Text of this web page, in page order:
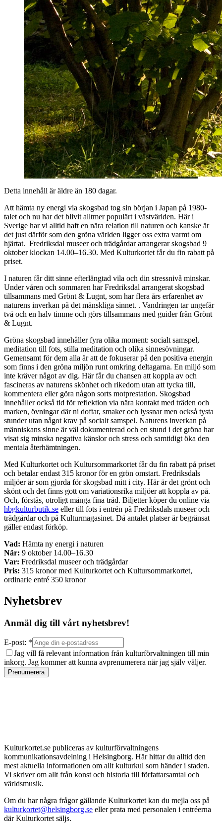
Detta innehåll är äldre än 180 dagar.
Att hämta ny energi via skogsbad tog sin början i Japan på 1980-
talet och nu har det blivit alltmer populärt i västvärlden. Här i
Sverige har vi alltid haft en nära relation till naturen och kanske är
det just därför som den gröna världen ligger oss extra varmt om
hjärtat. Fredriksdal museer och trädgårdar arrangerar skogsbad 9
oktober klockan 14.00–16.30. Med Kulturkortet får du fin rabatt på
priset.
I naturen får ditt sinne efterlängtad vila och din stressnivå minskar.
Under våren och sommaren har Fredriksdal arrangerat skogsbad
tillsammans med Grönt & Lugnt, som har flera års erfarenhet av
naturens inverkan på det mänskliga sinnet. . Vandringen tar ungefär
två och en halv timme och görs tillsammans med guider från Grönt
& Lugnt.
Gröna skogsbad innehåller fyra olika moment: socialt samspel,
meditation till fots, stilla meditation och olika sinnesövningar.
Gemensamt för dem alla är att de fokuserar på den positiva energin
som finns i den gröna miljön runt omkring deltagarna. En miljö som
inte kräver något av dig. Här får du chansen att koppla av och
fascineras av naturens skönhet och rikedom utan att tycka till,
kommentera eller göra någon sorts motprestation. Skogsbad
innehåller också tid för reflektion via nära kontakt med träden och
marken, övningar där ni doftar, smaker och lyssnar men också tysta
stunder utan något krav på socialt samspel. Naturens inverkan på
människans sinne är väl dokumenterad och en stund i det gröna har
visat sig minska negativa känslor och stress och samtidigt öka den
mentala återhämtningen.
Med Kulturkortet och Kultursommarkortet får du fin rabatt på priset
och betalar endast 315 kronor för en grön omstart. Fredriksdals
miljöer är som gjorda för skogsbad mitt i city. Här är det grönt och
skönt och det finns gott om variationsrika miljöer att koppla av på.
Och, förstås, otroligt många fina träd. Biljetter köper du online via
hbgkulturbutik.se eller till fots i entrén på Fredriksdals museer och
trädgårdar och på Kulturmagasinet. Då antalet platser är begränsat
gäller endast förköp.
Vad: Hämta ny energi i naturen
När: 9 oktober 14.00–16.30
Var: Fredriksdal museer och trädgårdar
Pris: 315 kronor med Kulturkortet och Kultursommarkortet,
ordinarie entré 350 kronor
Nyhetsbrev
Anmäl dig till vårt nyhetsbrev!
E-post: *
Jag vill få relevant information från kulturförvaltningen till min
inkorg. Jag kommer att kunna avprenumerera när jag själv väljer.
Prenumerera
Kulturkortet.se publiceras av kulturförvaltningens
kommunikationsavdelning i Helsingborg. Här hittar du alltid den
mest aktuella informationen om allt kulturkul som händer i staden.
Vi skriver om allt från konst och historia till författarsamtal och
världsmusik.
Om du har några frågor gällande Kulturkortet kan du mejla oss på
kulturkortet@helsingborg.se eller prata med personalen i entréerna
där Kulturkortet säljs.